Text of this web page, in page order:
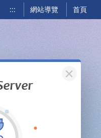
::: 網站導覽 首頁
關閉